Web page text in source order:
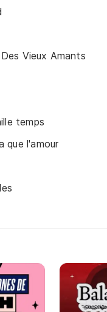
Vieux Amants
temps
que l'amour